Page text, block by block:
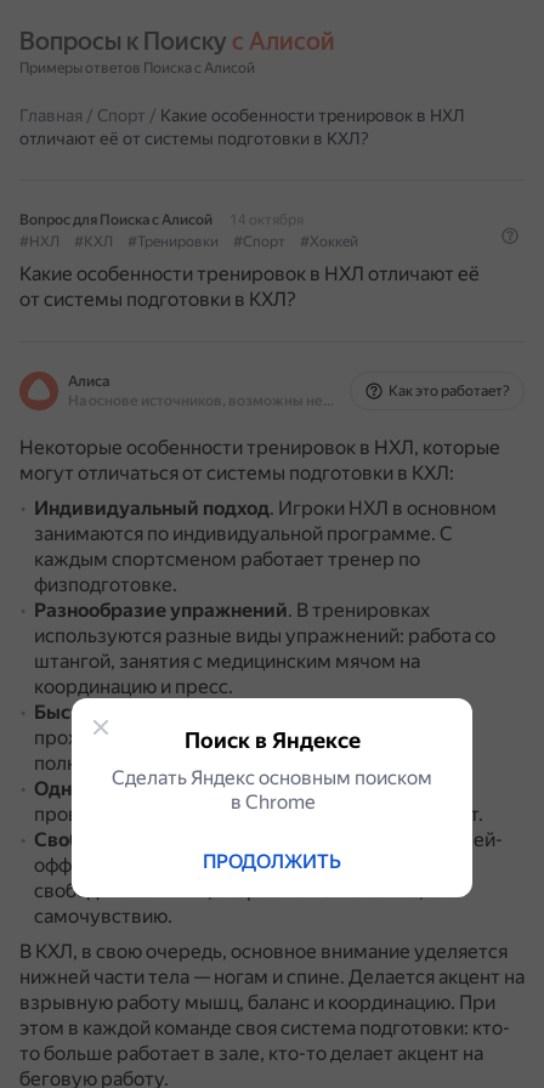
Вопросы к Поиску с Алисой
Примеры ответов Поиска с Алисой
Главная / Спорт / Какие особенности тренировок в НХЛ
отличают её от системы подготовки в КХЛ?
Вопрос для Поиска с Алисой
14 октября
#НХЛ
#КХЛ #Тренировки #Спорт #Хоккей
Какие особенности тренировок в НХЛ отличают её
от системы подготовки в КХЛ?
Алиса
На основе источников, возможны неточности
Как это работает?
Некоторые особенности тренировок в НХЛ, которые
могут отличаться от системы подготовки в КХЛ:
Индивидуальный подход. Игроки НХЛ в основном
занимаются по индивидуальной программе. С
каждым спортсменом работает тренер по
физподготовке.
Разнообразие упражнений. В тренировках
используются разные виды упражнений: работа со
штангой, занятия с медицинским мячом на
координацию и пресс.
Быстрота и динамичность
проходят быстро, за 45 минут игроки успевают
полностью выложиться на льду.
Одноразовые занятия.Тренировки в НХЛ
проводятся только по утрам, иногда их отменяют.
Свободные занятия
В конце сезона и по ходу плей-
офф тренировок практически нет, начинаются
свободные занятия, скорее не по желанию, а по
самочувствию.
В КХЛ, в свою очередь, основное внимание уделяется
нижней части тела — ногам и спине. Делается акцент на
взрывную работу мышц, баланс и координацию. При
этом в каждой команде своя система подготовки: кто-
то больше работает в зале, кто-то делает акцент на
беговую работу.
Поиск в Яндексе
Сделать Яндекс основным поиском
в Сhrome
ПРОДОЛЖИТЬ